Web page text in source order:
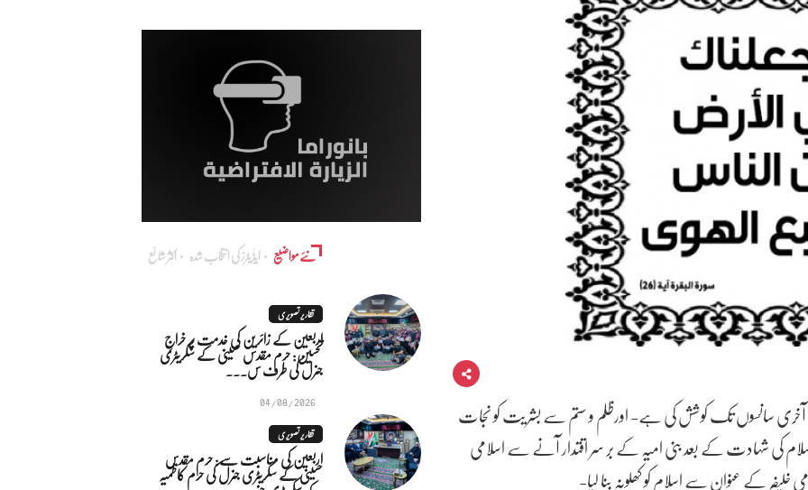
آخری سانسوں تک کوشش کی ہے- اورظلم و ستم سے بشریت کو نجات
کی شہادت کے بعد بنی امیہ کے بر سر اقتدار آنے سے اسلامی
کے عنوان سے اسلام کو کھلونہ بنا لیا-
نئے مواضیع ایڈٰیٹرز کی انتخاب شدہ اکثر شائع
تقاریر تصویری
اربعین کے زائرین کی خدمت پر خراجِ
تحسین: حرم مقدس حسینی کے سکریٹری
جنرل کی طرف س...
04/08/2026
تقاریر تصویری
اربعین کی مناسبت سے: حرم مقدس
حسینی کے سکریٹری جنرل کی حرم کاظمیہ